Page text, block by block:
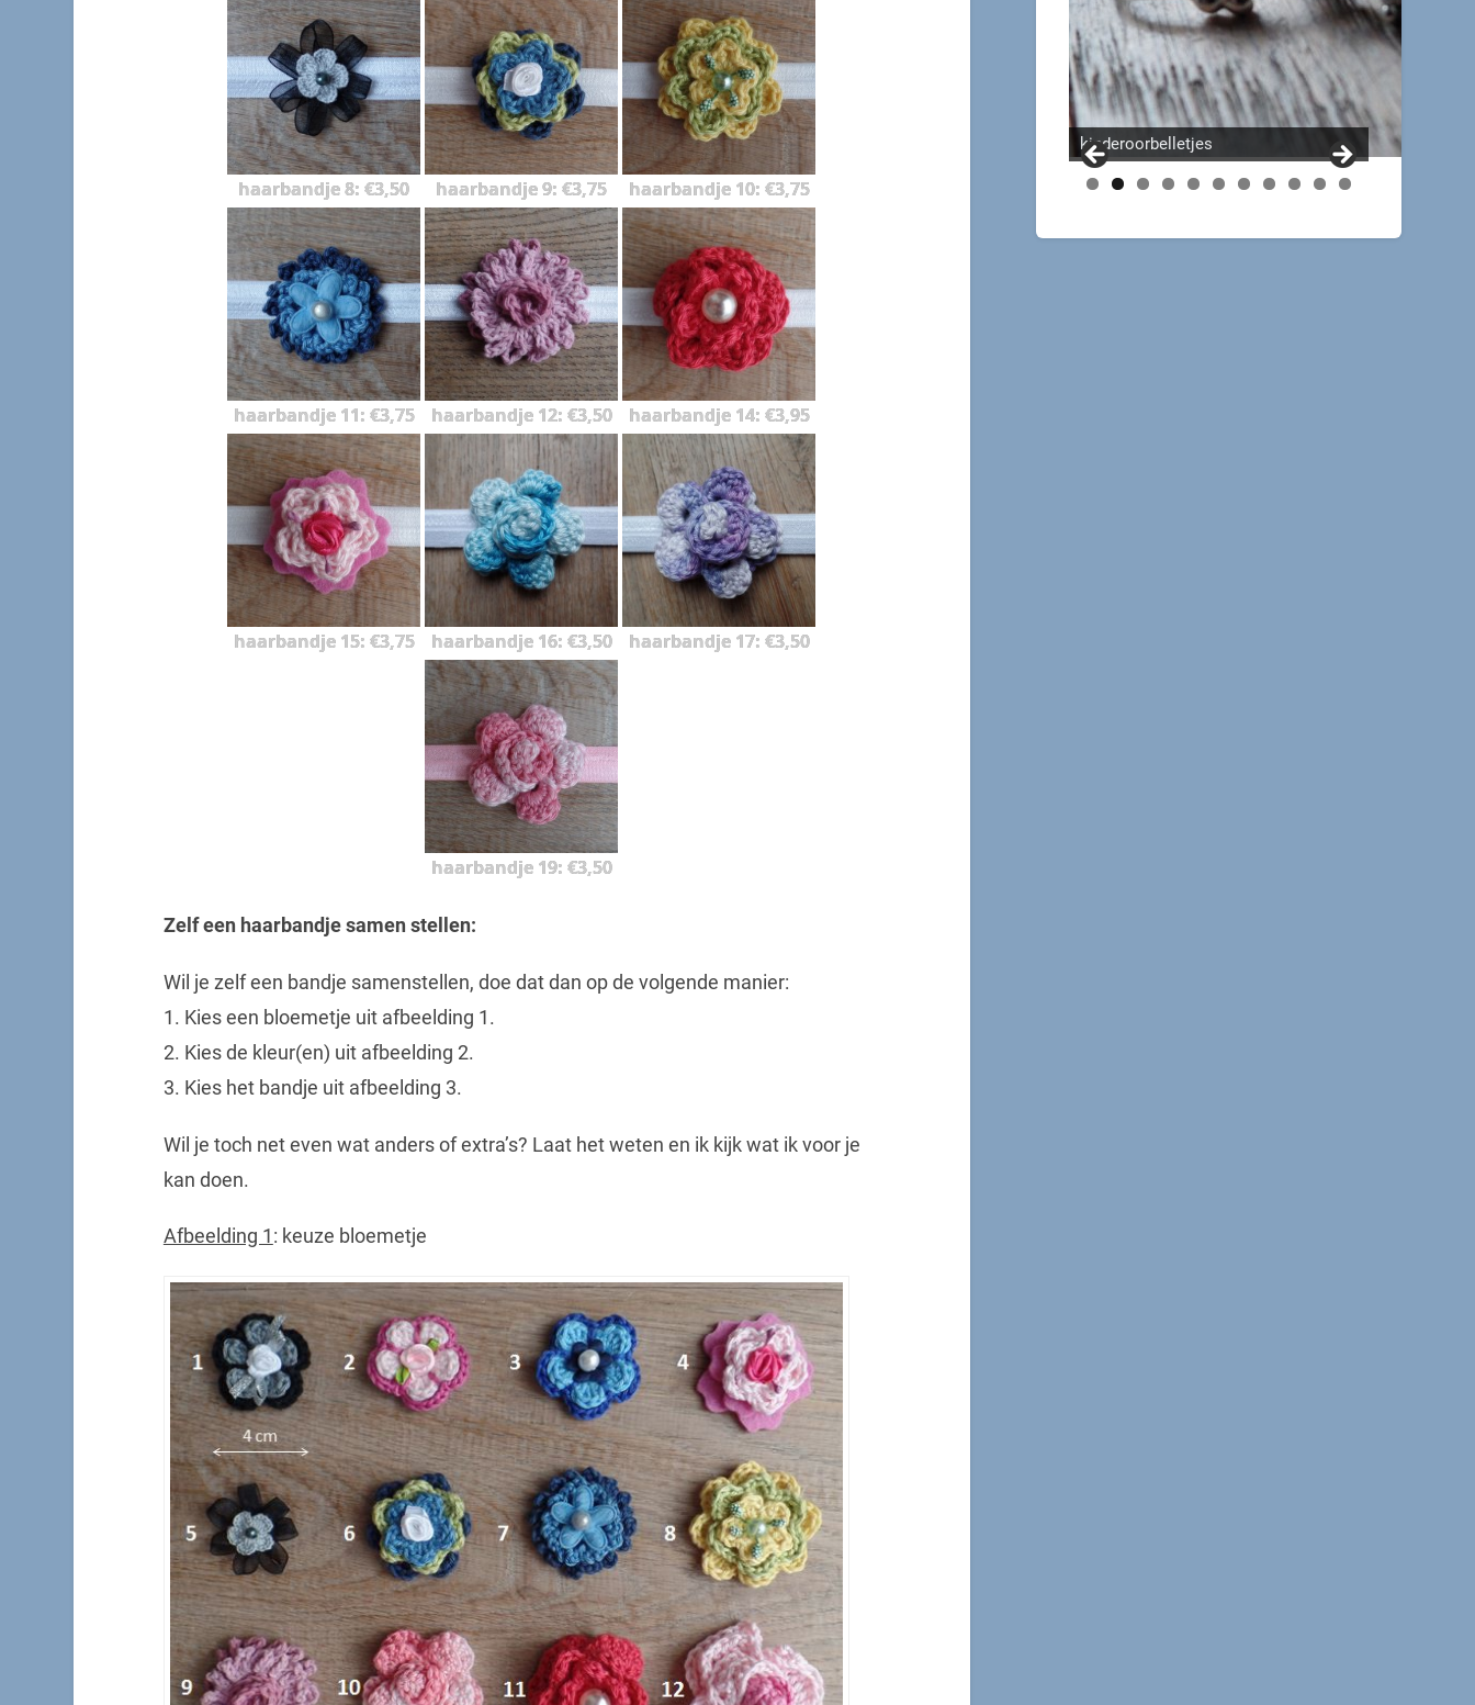
haarbandje 8: €3,50 haarbandje 9: €3,75 haarbandje 10: €3,75
haarbandje 11: €3,75 haarbandje 12: €3,50 haarbandje 14: €3,95
haarbandje 15: €3,75 haarbandje 16: €3,50 haarbandje 17: €3,50
haarbandje 19: €3,50
Zelf een haarbandje samen stellen:
Wil je zelf een bandje samenstellen, doe dat dan op de volgende manier:
1. Kies een bloemetje uit afbeelding 1.
2. Kies de kleur(en) uit afbeelding 2.
3. Kies het bandje uit afbeelding 3.
Wil je toch net even wat anders of extra’s? Laat het weten en ik kijk wat ik voor je
kan doen.
Afbeelding 1: keuze bloemetje
kinderkettinkjes